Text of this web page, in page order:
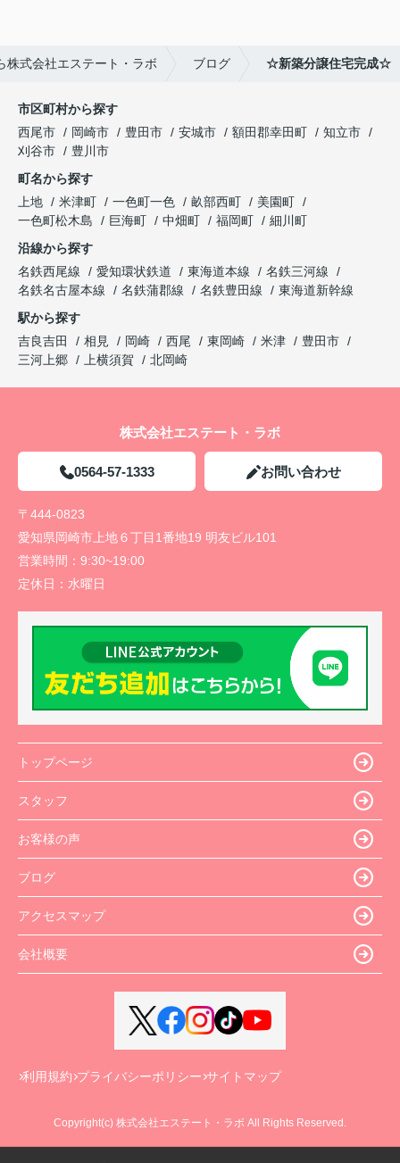
株式会社エステート・ラボ ブログ ☆新築分譲住宅完成☆
市区町村から探す
西尾市
岡崎市 豊田市 安城市 額田郡幸田町
知立市
刈谷市
豊川市
町名から探す
上地
米津町 一色町一色 畝部西町
美園町
一色町松木島
巨海町 中畑町 福岡町
細川町
沿線から探す
名鉄西尾線
愛知環状鉄道 東海道本線
名鉄三河線
名鉄名古屋本線
名鉄蒲郡線 名鉄豊田線
東海道新幹線
駅から探す
吉良吉田
相見 岡崎 西尾 東岡崎 米津
豊田市
三河上郷
上横須賀 北岡崎
株式会社エステート・ラボ
0564-57-1333 お問い合わせ
〒444-0823
愛知県岡崎市上地６丁目1番地19 明友ビル101
営業時間： 9:30~19:00
定休日： 水曜日
トップページ
スタッフ
お客様の声
ブログ
アクセスマップ
会社概要
利用規約 プライバシーポリシー サイトマップ
Copyright(c) 株式会社エステート・ラボ All Rights Reserved.